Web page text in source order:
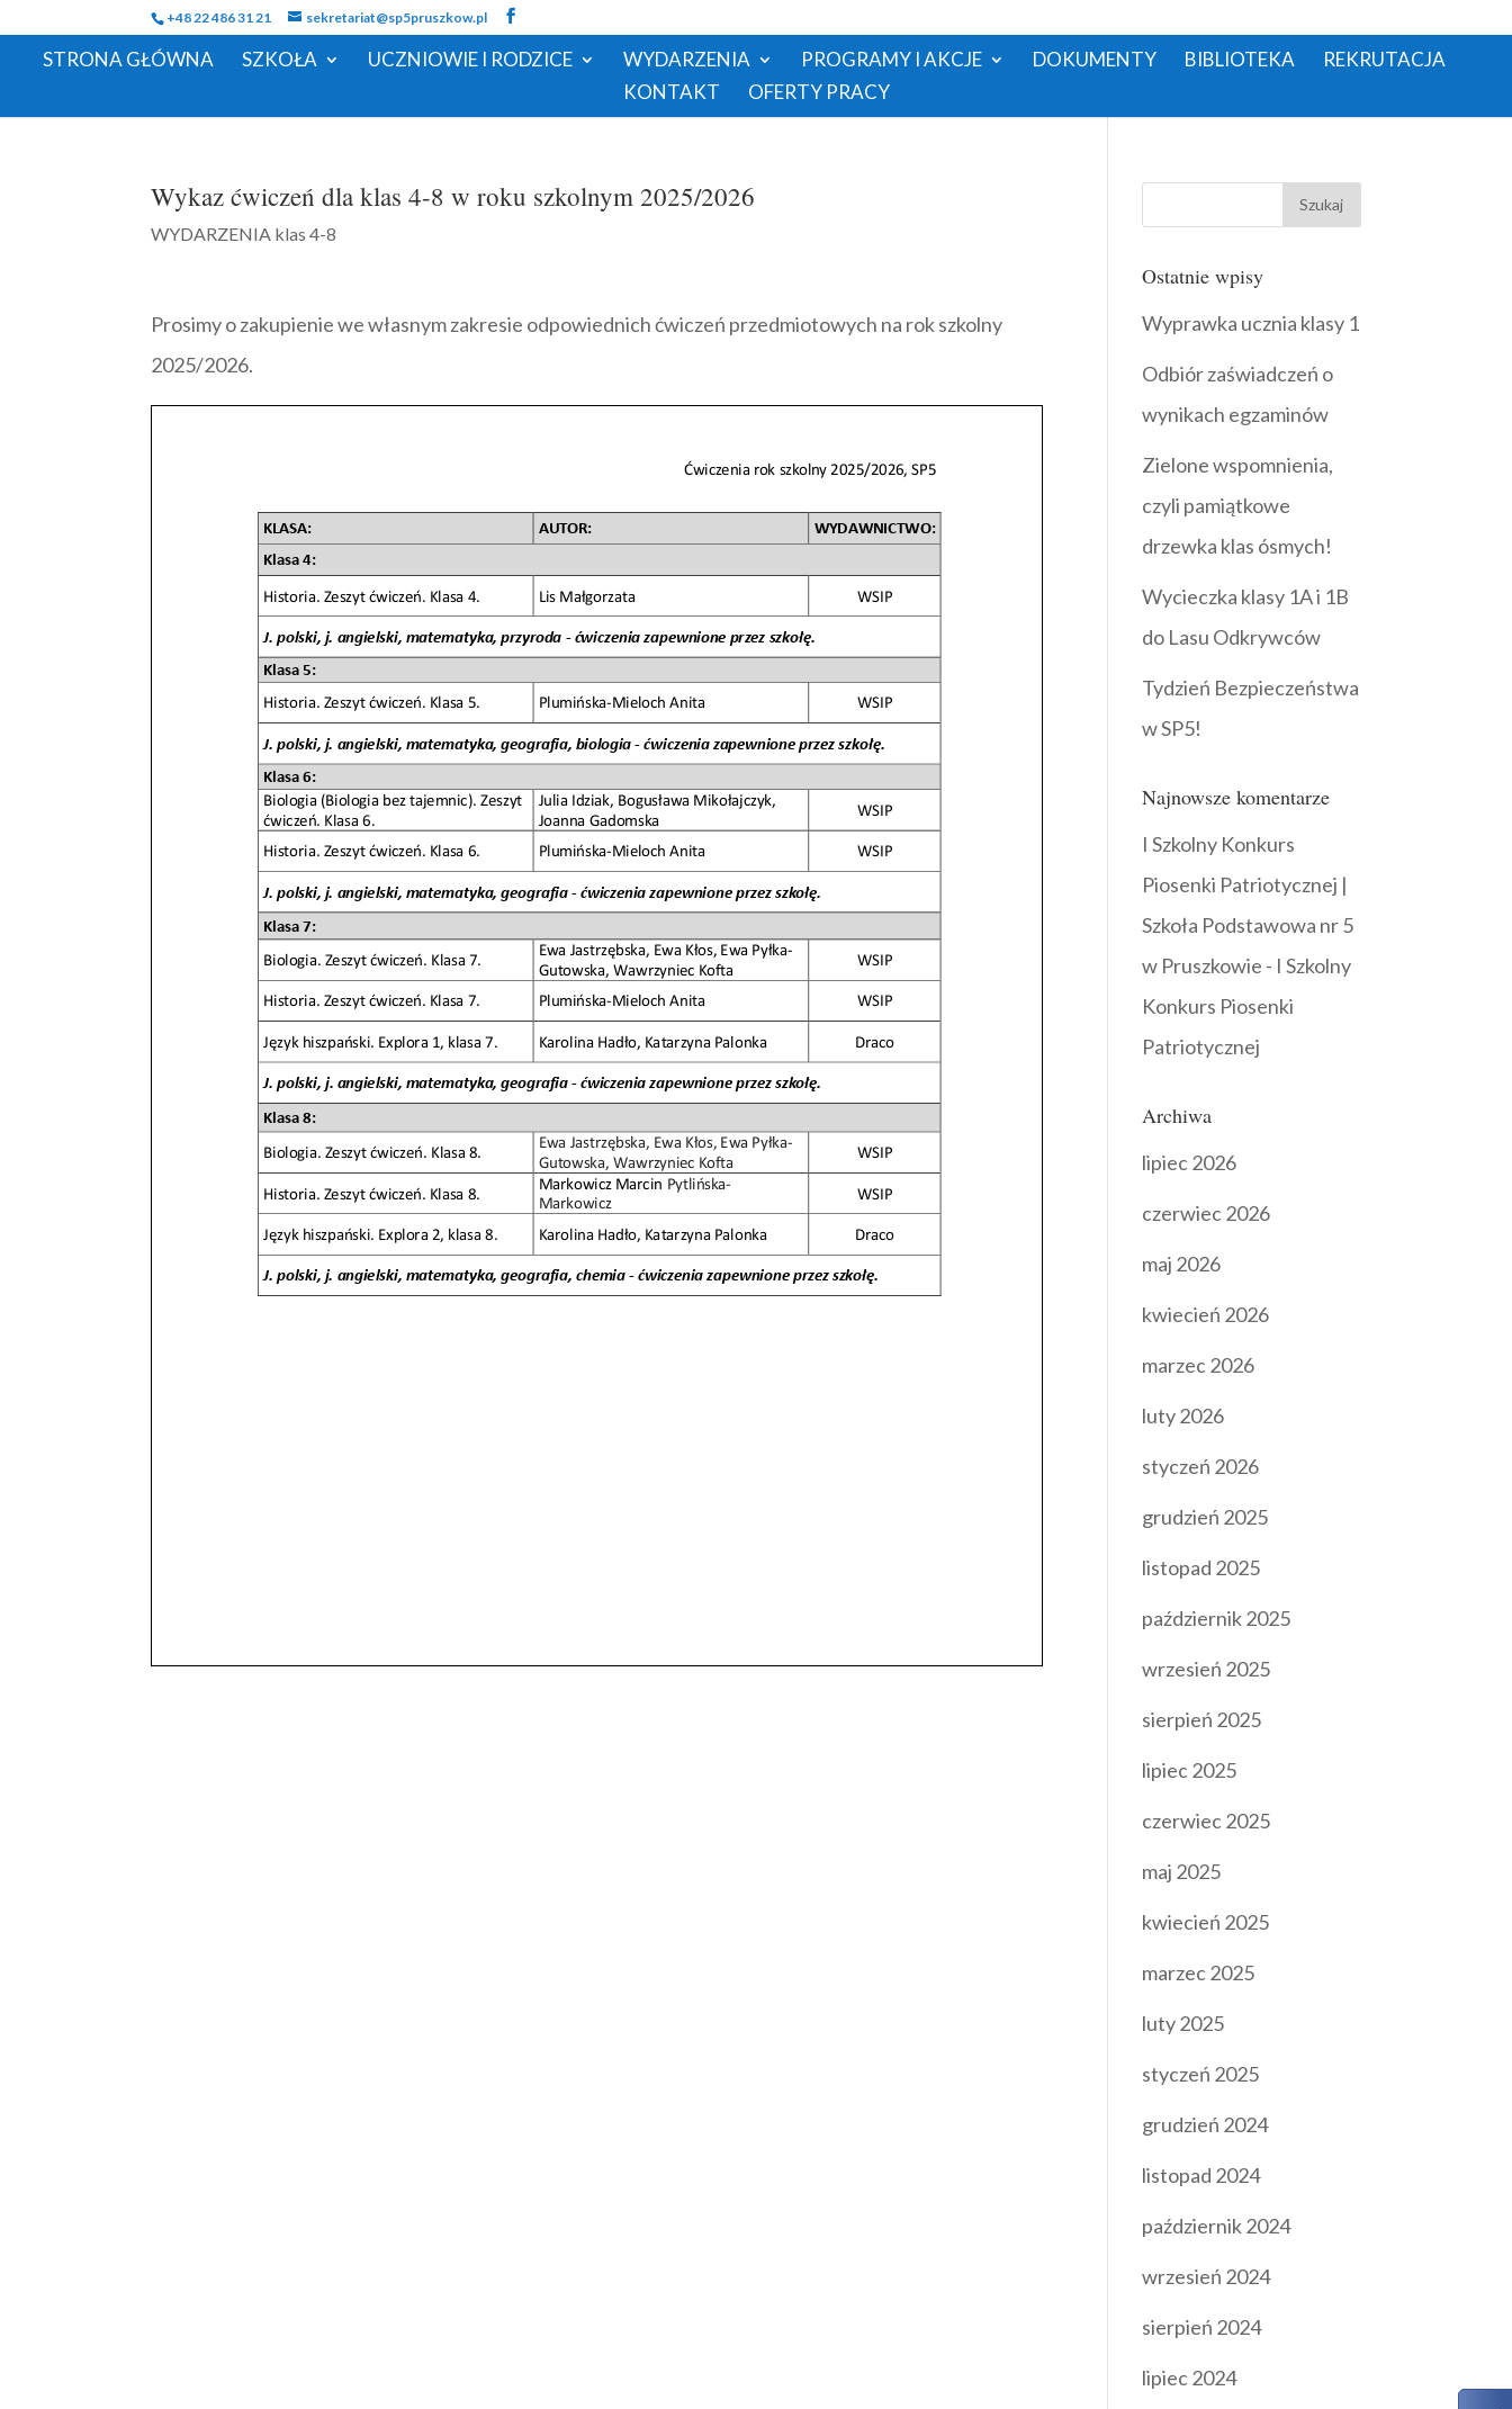
+48 22 486 31 21 sekretariat@sp5pruszkow.pl
STRONA GŁÓWNA SZKOŁA UCZNIOWIE I RODZICE WYDARZENIA PROGRAMY I AKCJE DOKUMENTY BIBLIOTEKA
REKRUTACJA
KONTAKT
OFERTY PRACY
Wykaz ćwiczeń dla klas 4-8 w roku szkolnym 2025/2026
WYDARZENIA klas 4-8
Prosimy o zakupienie we własnym zakresie odpowiednich ćwiczeń przedmiotowych na rok szkolny
2025/2026.
Ostatnie wpisy
Wyprawka ucznia klasy 1
Odbiór zaświadczeń o
wynikach egzaminów
Zielone wspomnienia,
czyli pamiątkowe
drzewka klas ósmych!
Wycieczka klasy 1A i 1B
do Lasu Odkrywców
Tydzień Bezpieczeństwa
w SP5!
Najnowsze komentarze
I Szkolny Konkurs
Piosenki Patriotycznej |
Szkoła Podstawowa nr 5
w Pruszkowie - I Szkolny
Konkurs Piosenki
Patriotycznej
Archiwa
lipiec 2026
czerwiec 2026
maj 2026
kwiecień 2026
marzec 2026
luty 2026
styczeń 2026
grudzień 2025
listopad 2025
październik 2025
wrzesień 2025
sierpień 2025
lipiec 2025
czerwiec 2025
maj 2025
kwiecień 2025
marzec 2025
luty 2025
styczeń 2025
grudzień 2024
listopad 2024
październik 2024
wrzesień 2024
sierpień 2024
lipiec 2024